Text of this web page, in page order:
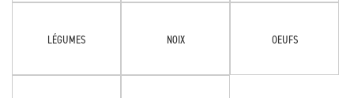
LÉGUMES NOIX OEUFS